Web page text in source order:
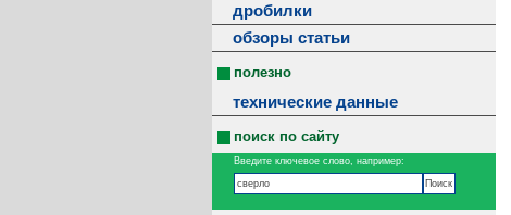
дробилки
обзоры статьи
полезно
технические данные
поиск по сайту
Введите ключевое слово, например: